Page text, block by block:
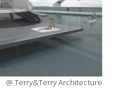
@ Terry&Terry Architecture